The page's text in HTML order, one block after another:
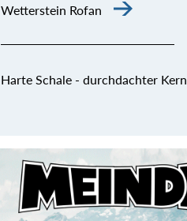
Wetterstein Rofan
Harte Schale - durchdachter Kern